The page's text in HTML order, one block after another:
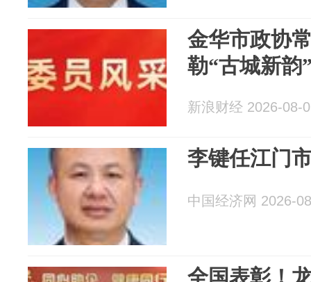
金华市政协
勒“古城新韵
新浪财经 2026-08-
李键任江门
中国经济网 2026-
全国表彰！